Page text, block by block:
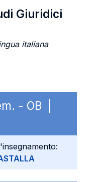
Giuridici
italiana
- OB |